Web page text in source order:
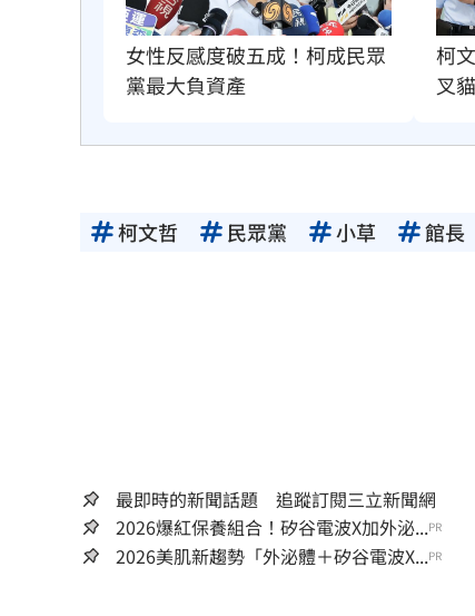
女性反感度破五成！柯成民眾
黨最大負資產
柯
叉
柯文哲 民眾黨 小草 館長
最即時的新聞話題 追蹤訂閱三立新聞網
2026爆紅保養組合！矽谷電波X加外泌...PR
2026美肌新趨勢「外泌體＋矽谷電波X...PR